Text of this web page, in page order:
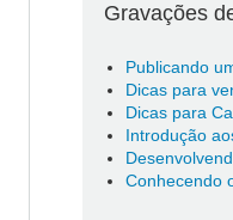
Gravações
Publicando
Dicas para
Dicas para
Introdução
Conhecendo